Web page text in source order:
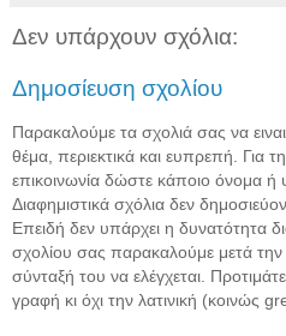
Δεν υπάρχουν σχόλια:
Δημοσίευση σχολίου
Παρακαλούμε τα σχολιά σας να
θέμα, περιεκτικά και ευπρεπή. Για
επικοινωνία δώστε κάποιο όνομα ή
Διαφημιστικά σχόλια δεν
Επειδή δεν υπάρχει η δυνατότητα
σχολίου σας παρακαλούμε μετά την
σύνταξή του να ελέγχεται.
γραφή κι όχι την λατινική (κοινώς